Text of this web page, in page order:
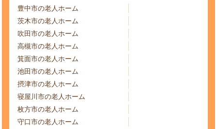
豊中市の老人ホーム
茨木市の老人ホーム
吹田市の老人ホーム
高槻市の老人ホーム
箕面市の老人ホーム
池田市の老人ホーム
摂津市の老人ホーム
寝屋川市の老人ホーム
枚方市の老人ホーム
守口市の老人ホーム